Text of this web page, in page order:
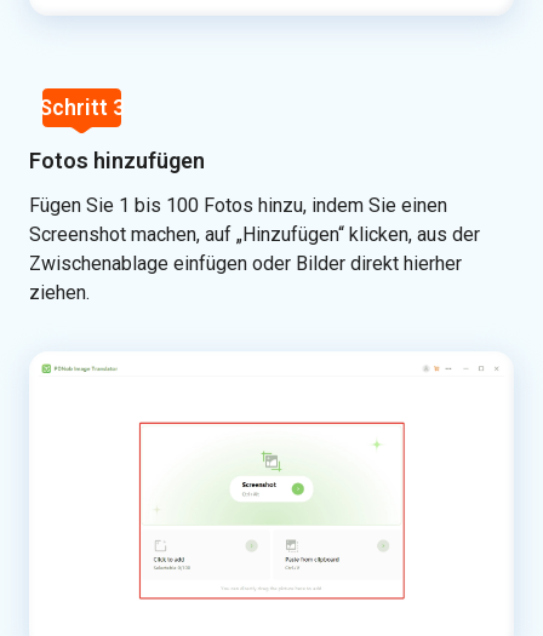
Schritt 3
Fotos hinzufügen
Fügen Sie 1 bis 100 Fotos hinzu, indem Sie einen
Screenshot machen, auf „Hinzufügen“ klicken, aus der
Zwischenablage einfügen oder Bilder direkt hierher
ziehen.